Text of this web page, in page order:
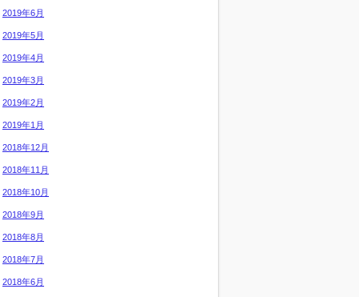
2019年6月
2019年5月
2019年4月
2019年3月
2019年2月
2019年1月
2018年12月
2018年11月
2018年10月
2018年9月
2018年8月
2018年7月
2018年6月